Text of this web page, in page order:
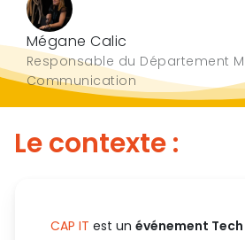
Mégane Calic
Responsable du Département
Communication
Le contexte :
CAP IT est unévénement